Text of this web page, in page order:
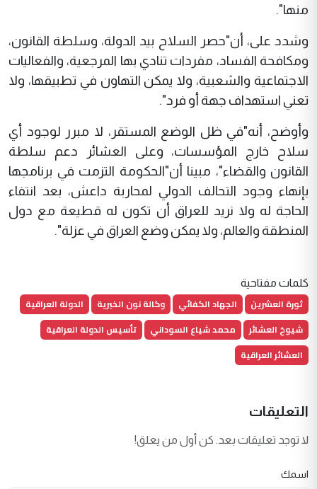
منها".
وشدد على، أن"حصر السلاح بيد الدولة، وسلطة القانون،
ومكافحة الفساد، مفردات تنادي بها المرجعية، والفعاليات
الاجتماعية والشعبية، ولا يمكن التهاون في تطبيقها، ولا
تعني استهداف جهة أو فرد".
وأوضح، أنه"في ظل الوضع المستقر، لا مبرر لوجود أي
سلاح خارج المؤسسات، وعلى العشائر دعم سلطة
القانون والقضاء"، مبينا أن"الحكومة التزمت في برنامجها
بإنهاء وجود التحالف الدولي لمحاربة داعش، بعد انتفاء
الحاجة له ولا نريد للعراق أن تكون له قطيعة مع دول
المنطقة والعالم، ولا يمكن وضع العراق في عزلة".
كلمات مفتاحية
ثورة العشرين الجهاد الكفائي وكالة نون الخبرية
الدولة العراقية
شيوخ العشائر
محمد شياع السوداني
تأسيس الدولة العراقية
العشائر العراقية
التعليقات
لا توجد تعليقات بعد. كن أول من يعلق!
اسمك